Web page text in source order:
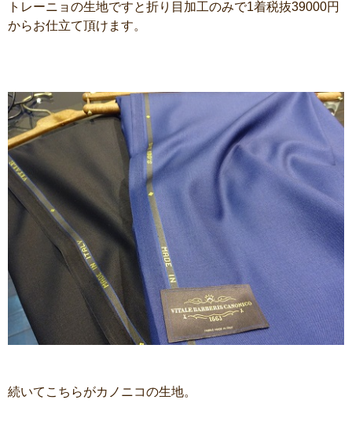
トレーニョの生地ですと折り目加工のみで1着税抜39000円
からお仕立て頂けます。
続いてこちらがカノニコの生地。